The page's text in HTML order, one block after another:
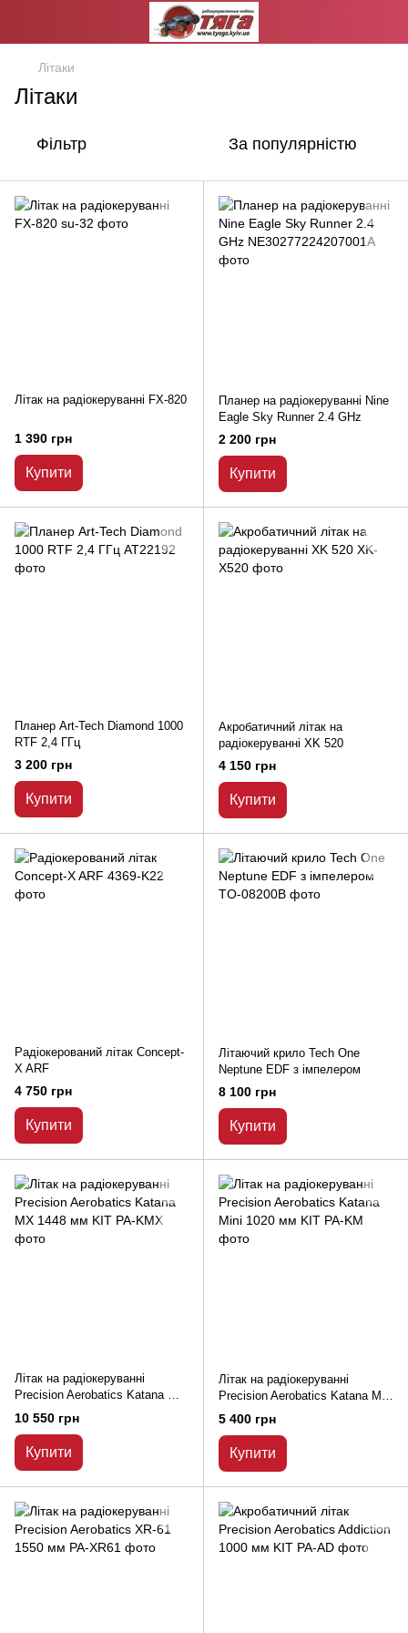
Літаки
Літаки
Фільтр За популярністю
Літак на радіокеруванні FX-820
1 390 грн
Купити
Планер на радіокеруванні Nine
Eagle Sky Runner 2.4 GHz
2 200 грн
Купити
Планер Art-Tech Diamond 1000
RTF 2,4 ГГц
3 200 грн
Купити
Акробатичний літак на
радіокеруванні XK 520
4 150 грн
Купити
Радіокерований літак Concept-
X ARF
4 750 грн
Купити
Літаючий крило Tech One
Neptune EDF з імпелером
8 100 грн
Купити
Літак на радіокеруванні
Precision Aerobatics Katana MX
1448 мм KIT
10 550 грн
Купити
Літак на радіокеруванні
Precision Aerobatics Katana Mini
1020 мм KIT
5 400 грн
Купити